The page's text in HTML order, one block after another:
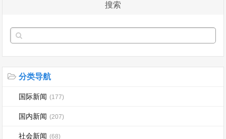
搜索
分类导航
国际新闻 (177)
国内新闻 (207)
社会新闻 (68)